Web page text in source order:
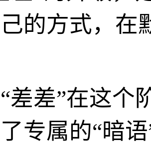
的方式，在
差差”在这个
专属的“暗